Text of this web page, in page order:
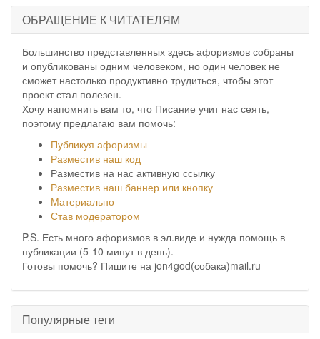
ОБРАЩЕНИЕ К ЧИТАТЕЛЯМ
Большинство представленных здесь афоризмов собраны
и опубликованы одним человеком, но один человек не
сможет настолько продуктивно трудиться, чтобы этот
проект стал полезен.
Хочу напомнить вам то, что Писание учит нас сеять,
поэтому предлагаю вам помочь:
Публикуя афоризмы
Разместив наш код
Разместив на нас активную ссылку
Разместив наш баннер или кнопку
Материально
Став модератором
P.S. Есть много афоризмов в эл.виде и нужда помощь в
публикации (5-10 минут в день).
Готовы помочь? Пишите на jon4god(собака)mail.ru
Популярные теги